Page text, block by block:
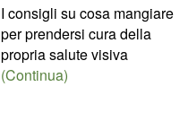
I consigli su cosa mangiare
per prendersi cura della
propria salute visiva
(Continua)